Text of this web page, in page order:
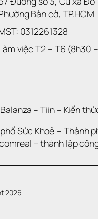
Bàn cờ, TP.HCM
0312261328
việc T2 – T6 (8h30
Balanza – Tiin – Kiến
Sức Khoẻ – Thành
– thành lập
2026